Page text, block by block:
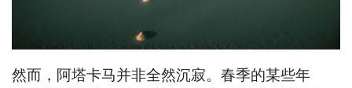
然而，阿塔卡马并非全然沉寂。春季的某些年